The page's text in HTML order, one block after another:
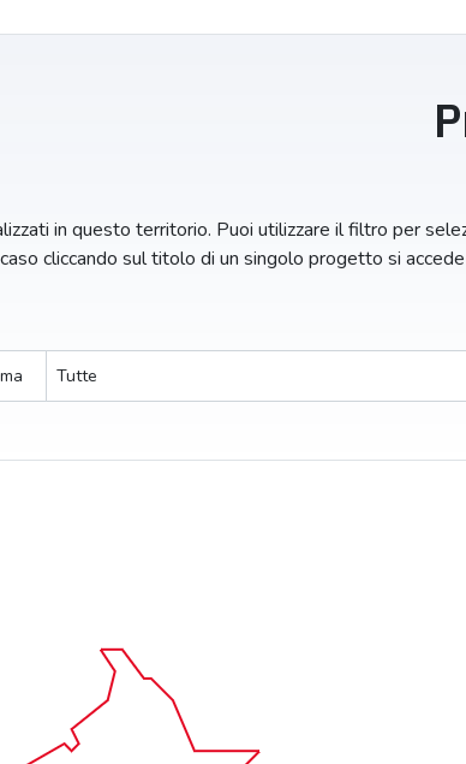
in questo territorio. Puoi utilizzare il filtro per
cliccando sul titolo di un singolo progetto si